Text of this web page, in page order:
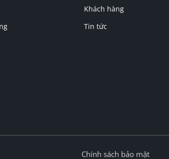
Khách hàng
Tin tức
Chính sách bảo mật